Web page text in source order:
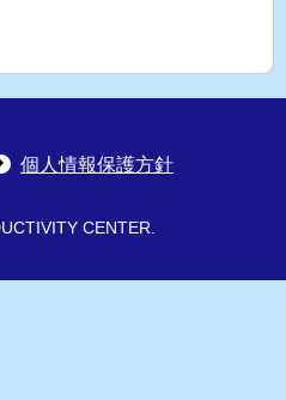
個人情報保護方針
CENTER.